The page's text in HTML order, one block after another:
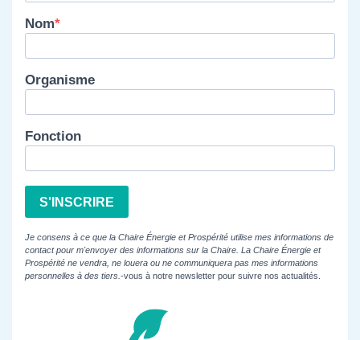
Nom
Organisme
Fonction
S'INSCRIRE
Je consens à ce que la Chaire Énergie et Prospérité utilise mes informations de
contact pour m'envoyer des informations sur la Chaire. La Chaire Énergie et
Prospérité ne vendra, ne louera ou ne communiquera pas mes informations
personnelles à des tiers. -vous à notre newsletter pour suivre nos actualités.